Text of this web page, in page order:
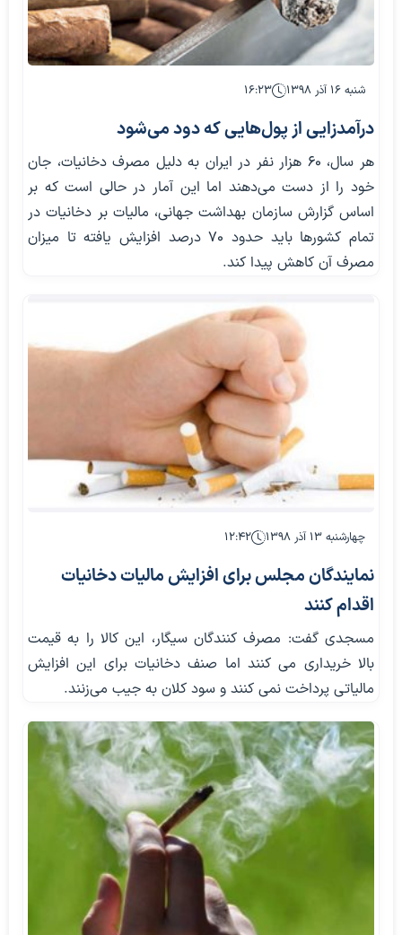
شنبه ۱۶ آذر ۱۳۹۸ ۱۶:۲۳
درآمدزایی از پول‌هایی که دود می‌شود
هر سال، ۶۰ هزار نفر در ایران به دلیل مصرف دخانیات، جان
خود را از دست می‌دهند اما این آمار در حالی است که بر
اساس گزارش سازمان بهداشت جهانی، مالیات بر دخانیات در
تمام کشورها باید حدود ۷۰ درصد افزایش یافته تا میزان
مصرف آن کاهش پیدا کند.
چهارشنبه ۱۳ آذر ۱۳۹۸ ۱۲:۴۲
نمایندگان مجلس برای افزایش مالیات دخانیات
اقدام کنند
مسجدی گفت: مصرف کنندگان سیگار، این کالا را به قیمت
بالا خریداری می کنند اما صنف دخانیات برای این افزایش
مالیاتی پرداخت نمی کنند و سود کلان به جیب می‌زنند.